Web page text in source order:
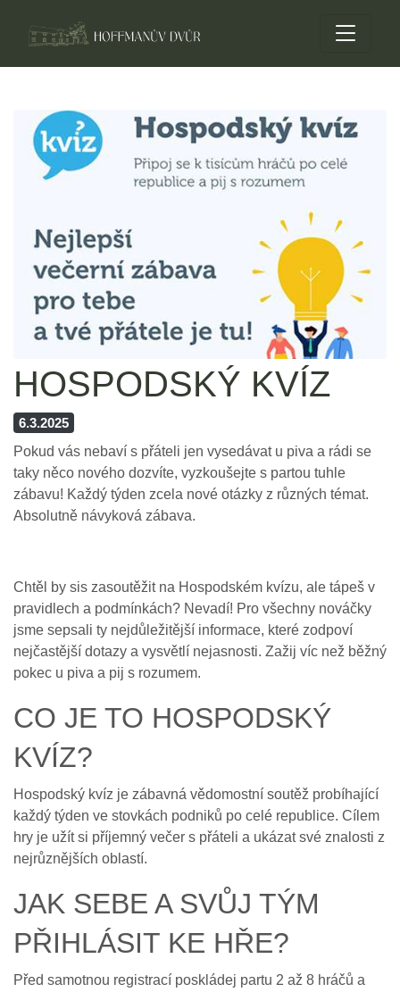
HOSPODSKÝ KVÍZ
6.3.2025
Pokud vás nebaví s přáteli jen vysedávat u piva a rádi se
taky něco nového dozvíte, vyzkoušejte s partou tuhle
zábavu! Každý týden zcela nové otázky z různých témat.
Absolutně návyková zábava.
Chtěl by sis zasoutěžit na Hospodském kvízu, ale tápeš v
pravidlech a podmínkách? Nevadí! Pro všechny nováčky
jsme sepsali ty nejdůležitější informace, které zodpoví
nejčastější dotazy a vysvětlí nejasnosti. Zažij víc než běžný
pokec u piva a pij s rozumem.
CO JE TO HOSPODSKÝ
KVÍZ?
Hospodský kvíz je zábavná vědomostní soutěž probíhající
každý týden ve stovkách podniků po celé republice. Cílem
hry je užít si příjemný večer s přáteli a ukázat své znalosti z
nejrůznějších oblastí.
JAK SEBE A SVŮJ TÝM
PŘIHLÁSIT KE HŘE?
Před samotnou registrací poskládej partu 2 až 8 hráčů a